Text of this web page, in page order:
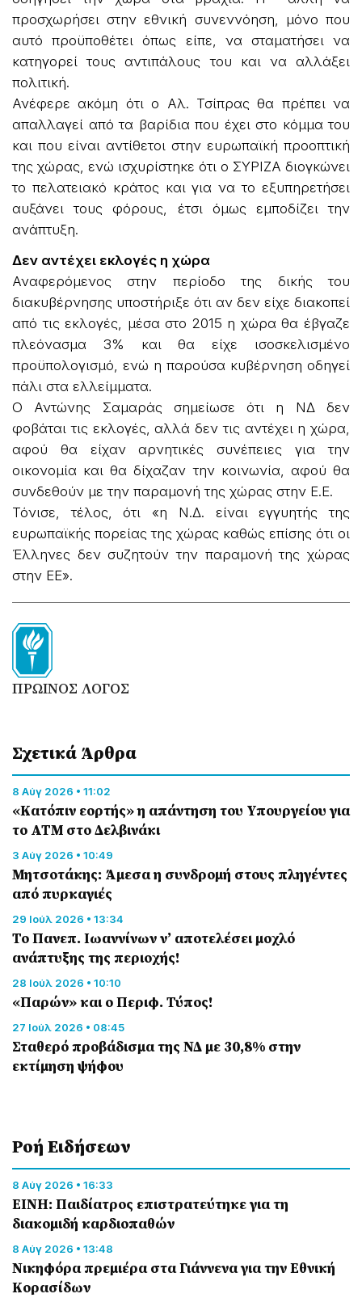
προσχωρήσει στην εθνική συνεννόηση, μόνο που
αυτό προϋποθέτει όπως είπε, να σταματήσει να
κατηγορεί τους αντιπάλους του και να αλλάξει
πολιτική.
Ανέφερε ακόμη ότι ο Αλ. Τσίπρας θα πρέπει να
απαλλαγεί από τα βαρίδια που έχει στο κόμμα του
και που είναι αντίθετοι στην ευρωπαϊκή προοπτική
της χώρας, ενώ ισχυρίστηκε ότι ο ΣΥΡΙΖΑ διογκώνει
το πελατειακό κράτος και για να το εξυπηρετήσει
αυξάνει τους φόρους, έτσι όμως εμποδίζει την
ανάπτυξη.
Δεν αντέχει εκλογές η χώρα
Αναφερόμενος στην περίοδο της δικής του
διακυβέρνησης υποστήριξε ότι αν δεν είχε διακοπεί
από τις εκλογές, μέσα στο 2015 η χώρα θα έβγαζε
πλεόνασμα 3% και θα είχε ισοσκελισμένο
προϋπολογισμό, ενώ η παρούσα κυβέρνηση οδηγεί
πάλι στα ελλείμματα.
Ο Αντώνης Σαμαράς σημείωσε ότι η ΝΔ δεν
φοβάται τις εκλογές, αλλά δεν τις αντέχει η χώρα,
αφού θα είχαν αρνητικές συνέπειες για την
οικονομία και θα δίχαζαν την κοινωνία, αφού θα
συνδεθούν με την παραμονή της χώρας στην Ε.Ε.
Τόνισε, τέλος, ότι «η Ν.Δ. είναι εγγυητής της
ευρωπαϊκής πορείας της χώρας καθώς επίσης ότι οι
Έλληνες δεν συζητούν την παραμονή της χώρας
στην ΕΕ».
ΠΡΩΙΝΟΣ ΛΟΓΟΣ
Σχετικά Άρθρα
8 Αύγ 2026 • 11:02
«Κατόπιν εορτής» η απάντηση του Υπουργείου για
το ΑΤΜ στο Δελβινάκι
3 Αύγ 2026 • 10:49
Μητσοτάκης: Άμεσα η συνδρομή στους πληγέντες
από πυρκαγιές
29 Ιούλ 2026 • 13:34
Το Πανεπ. Ιωαννίνων ν’ αποτελέσει μοχλό
ανάπτυξης της περιοχής!
28 Ιούλ 2026 • 10:10
«Παρών» και ο Περιφ. Τύπος!
27 Ιούλ 2026 • 08:45
Σταθερό προβάδισμα της ΝΔ με 30,8% στην
εκτίμηση ψήφου
Ροή Eιδήσεων
8 Αύγ 2026 • 16:33
ΕΙΝΗ: Παιδίατρος επιστρατεύτηκε για τη
διακομιδή καρδιοπαθών
8 Αύγ 2026 • 13:48
Nικηφόρα πρεμιέρα στα Γιάννενα για την Εθνική
Κορασίδων